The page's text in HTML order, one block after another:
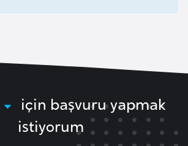
için başvuru yapmak
istiyorum